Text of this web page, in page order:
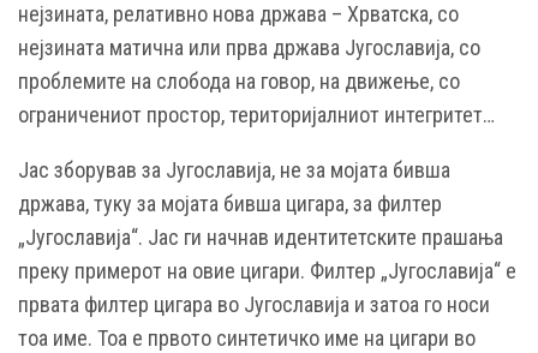
нејзината, релативно нова држава – Хрватска, со
нејзината матична или прва држава Југославија, со
проблемите на слобода на говор, на движење, со
ограничениот простор, територијалниот интегритет…
Јас зборував за Југославија, не за мојата бивша
држава, туку за мојата бивша цигара, за филтер
„Југославија“. Јас ги начнав идентитетските прашања
преку примерот на овие цигари. Филтер „Југославија“ е
првата филтер цигара во Југославија и затоа го носи
тоа име. Тоа е првото синтетичко име на цигари во